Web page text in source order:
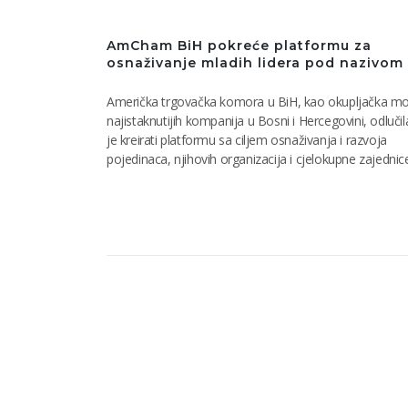
AmCham BiH pokreće platformu za
osnaživanje mladih lidera pod nazivom
Američka trgovačka komora u BiH, kao okupljačka
najistaknutijih kompanija u Bosni i Hercegovini,
je kreirati platformu sa ciljem osnaživanja i razvoja
pojedinaca, njihovih organizacija i cjelokupne